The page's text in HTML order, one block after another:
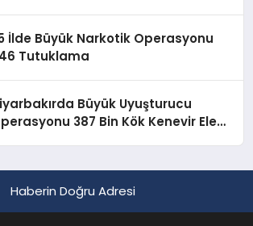
İlde Büyük Narkotik Operasyonu
Tutuklama
Büyük Uyuşturucu
387 Bin Kök Kenevir Ele
Haberin Doğru Adresi